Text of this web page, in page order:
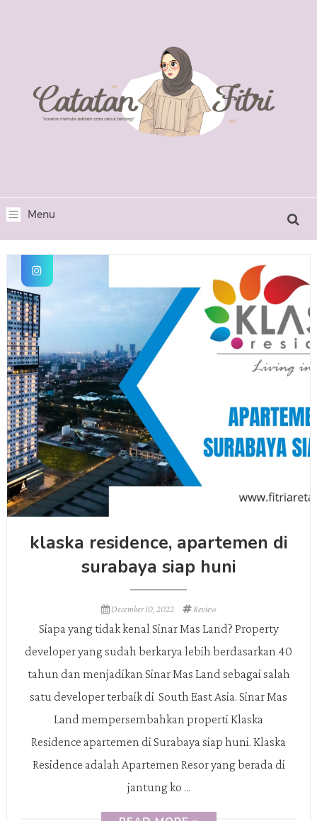
klaska residence, apartemen di
surabaya siap huni
December 10, 2022 Review
Siapa yang tidak kenal Sinar Mas Land? Property
developer yang sudah berkarya lebih berdasarkan 40
tahun dan menjadikan Sinar Mas Land sebagai salah
satu developer terbaik di South East Asia. Sinar Mas
Land mempersembahkan properti Klaska
Residence apartemen di Surabaya siap huni. Klaska
Residence adalah Apartemen Resor yang berada di
jantung ko ...